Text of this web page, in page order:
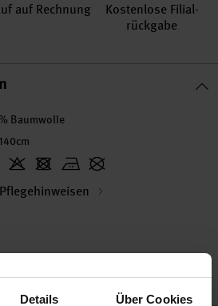
Details Über Cookies
auf Rechnung
Kosten­lose Filial­
rückgabe
Baumwolle